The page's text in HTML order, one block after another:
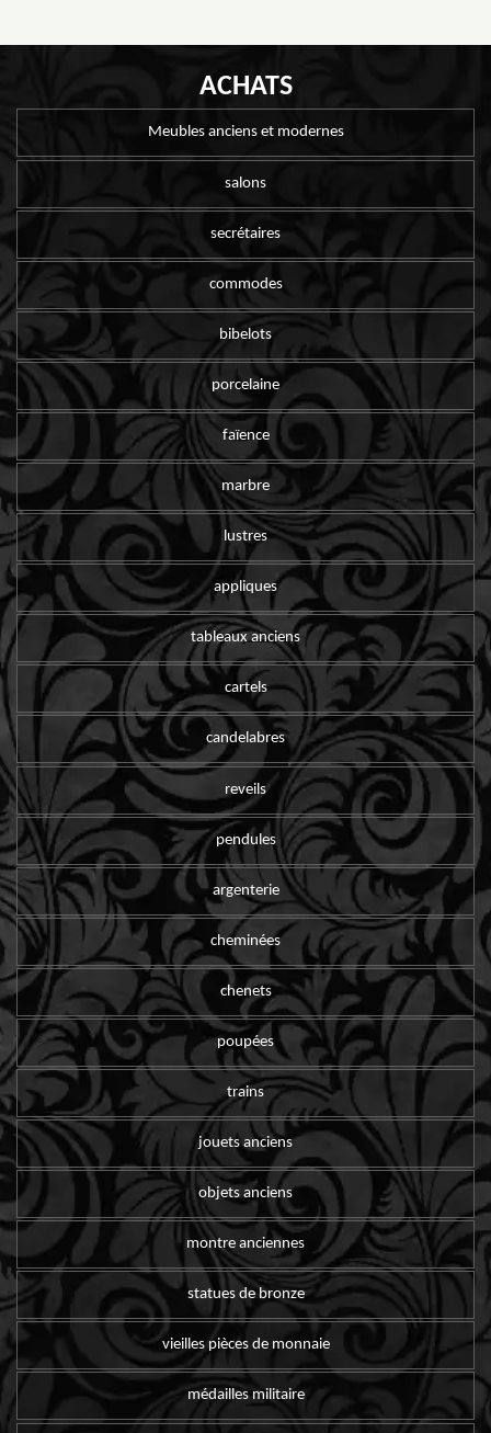
ACHATS
Meubles anciens et modernes
salons
secrétaires
commodes
bibelots
porcelaine
faïence
marbre
lustres
appliques
tableaux anciens
cartels
candelabres
reveils
pendules
argenterie
cheminées
chenets
poupées
trains
jouets anciens
objets anciens
montre anciennes
statues de bronze
vieilles pièces de monnaie
médailles militaire